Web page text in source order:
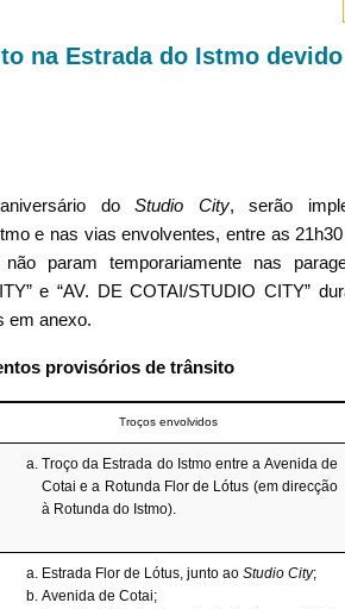
na Estrada do Istmo
doStudio City, serão
e nas vias envolventes, entre as
param temporariamente nas
e “AV. DE COTAI/STUDIO CITY”
em anexo.
provisórios de trânsito
Troços envolvidos
Troço da Estrada do Istmo entre a Avenida de
Cotai e a Rotunda Flor de Lótus (em direcção
à Rotunda do Istmo).
Estrada Flor de Lótus, junto ao Studio City;
Avenida de Cotai;